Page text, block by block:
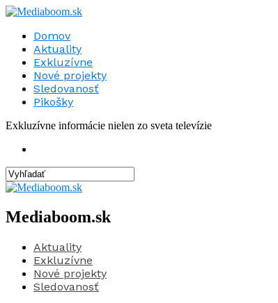
Domov
Aktuality
Exkluzívne
Nové projekty
Sledovanosť
Pikošky
Exkluzívne informácie nielen zo sveta televízie
Mediaboom.sk
Aktuality
Exkluzívne
Nové projekty
Sledovanosť